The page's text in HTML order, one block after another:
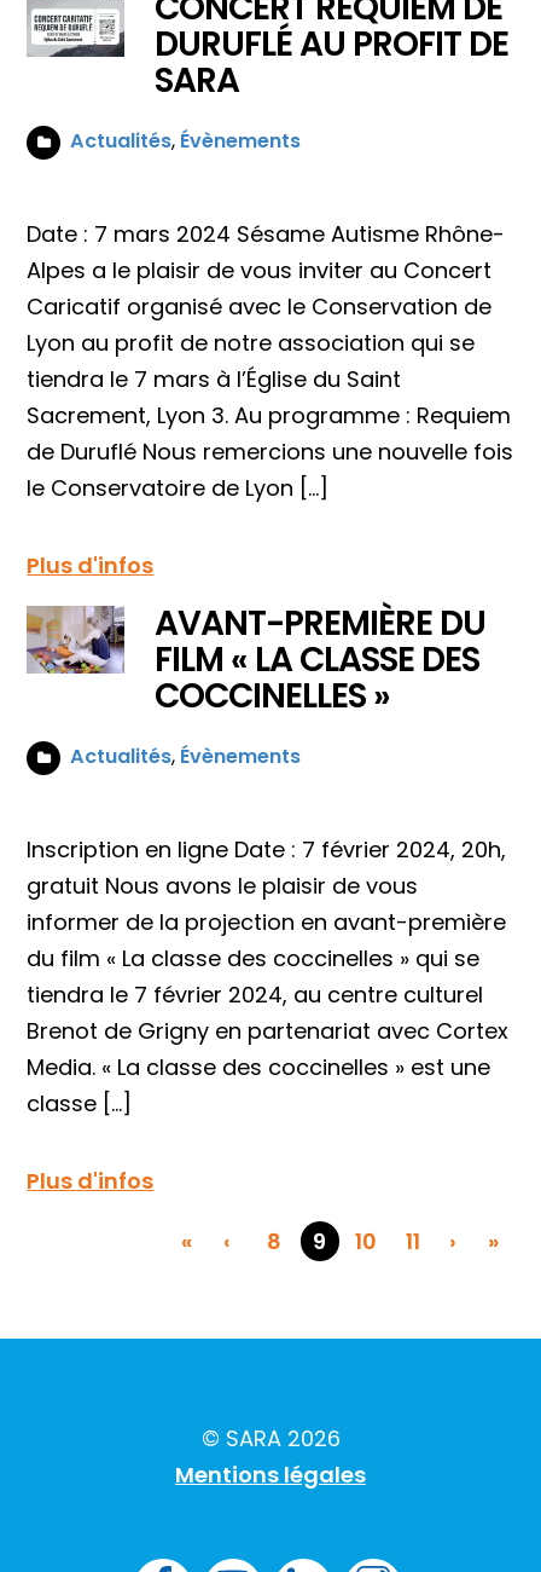
DURUFLÉ AU PROFIT DE
SARA
Actualités, Évènements
Date : 7 mars 2024 Sésame Autisme Rhône-
Alpes a le plaisir de vous inviter au Concert
Caricatif organisé avec le Conservation de
Lyon au profit de notre association qui se
tiendra le 7 mars à l’Église du Saint
Sacrement, Lyon 3. Au programme : Requiem
de Duruflé Nous remercions une nouvelle fois
le Conservatoire de Lyon […]
Plus d'infos
AVANT-PREMIÈRE DU
FILM « LA CLASSE DES
COCCINELLES »
Actualités, Évènements
Inscription en ligne Date : 7 février 2024, 20h,
gratuit Nous avons le plaisir de vous
informer de la projection en avant-première
du film « La classe des coccinelles » qui se
tiendra le 7 février 2024, au centre culturel
Brenot de Grigny en partenariat avec Cortex
Media. « La classe des coccinelles » est une
classe […]
Plus d'infos
«
‹ 8 9 10 11 › »
© SARA 2026
Mentions légales